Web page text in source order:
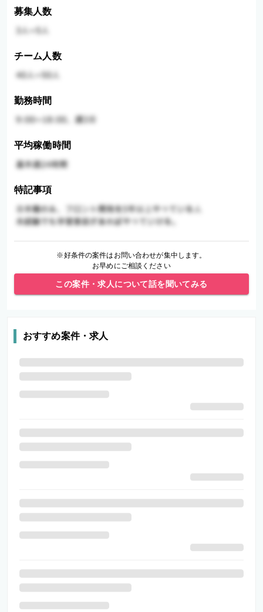
募集人数
チーム人数
勤務時間
平均稼働時間
特記事項
※好条件の案件はお問い合わせが集中します。
お早めにご相談ください
この案件・求人について話を聞いてみる
おすすめ案件・求人